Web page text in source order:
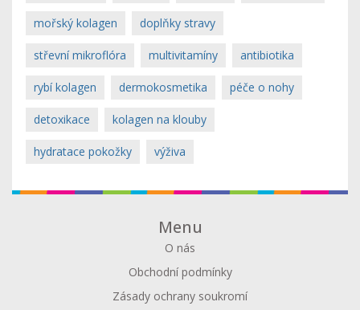
mořský kolagen doplňky stravy
střevní mikroflóra multivitamíny antibiotika
rybí kolagen dermokosmetika péče o nohy
detoxikace kolagen na klouby
hydratace pokožky výživa
Menu
O nás
Obchodní podmínky
Zásady ochrany soukromí